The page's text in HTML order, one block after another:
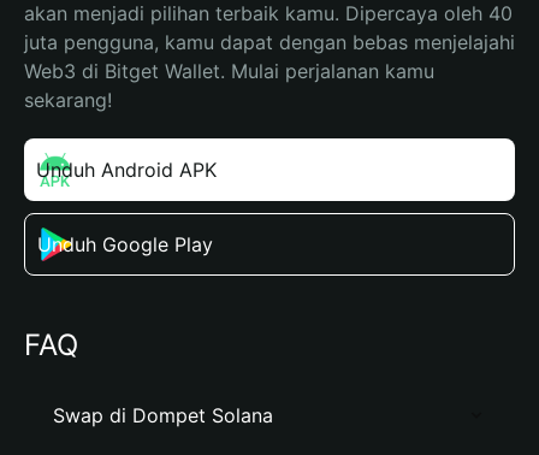
akan menjadi pilihan terbaik kamu. Dipercaya oleh 40
juta pengguna, kamu dapat dengan bebas menjelajahi
Web3 di Bitget Wallet. Mulai perjalanan kamu
sekarang!
Unduh Android APK
Unduh Google Play
FAQ
Swap di Dompet Solana